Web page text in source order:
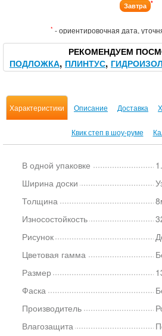
Завтра *
* - ориентировочная дата,
РЕКОМЕНДУЕМ
ПОДЛОЖКА ПЛИНТУС
Характеристики Описание Доставка
Квик степ в шоу-руме
В одной упаковке
Ширина доски
Толщина
Износостойкость
Рисунок
Цветовая гамма
Размер
Фаска
Производитель
Влагозащита